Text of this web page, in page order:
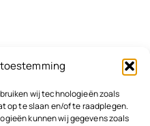
wij technologieën zoals
op te slaan en/of te raadplegen.
kunnen wij gegevens zoals